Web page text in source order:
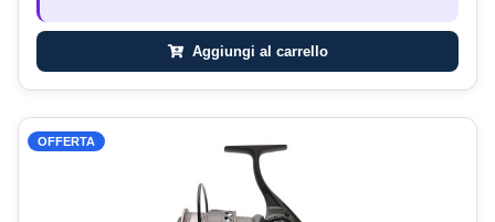
Aggiungi al carrello
OFFERTA